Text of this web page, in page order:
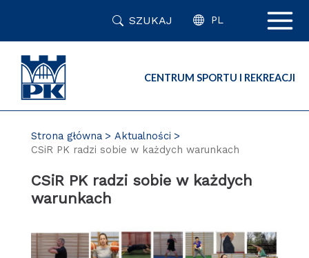
SZUKAJ PL
CENTRUM SPORTU I REKREACJI
Strona główna
Aktualności
CSiR PK radzi sobie w każdych warunkach
CSiR PK radzi sobie w każdych
warunkach